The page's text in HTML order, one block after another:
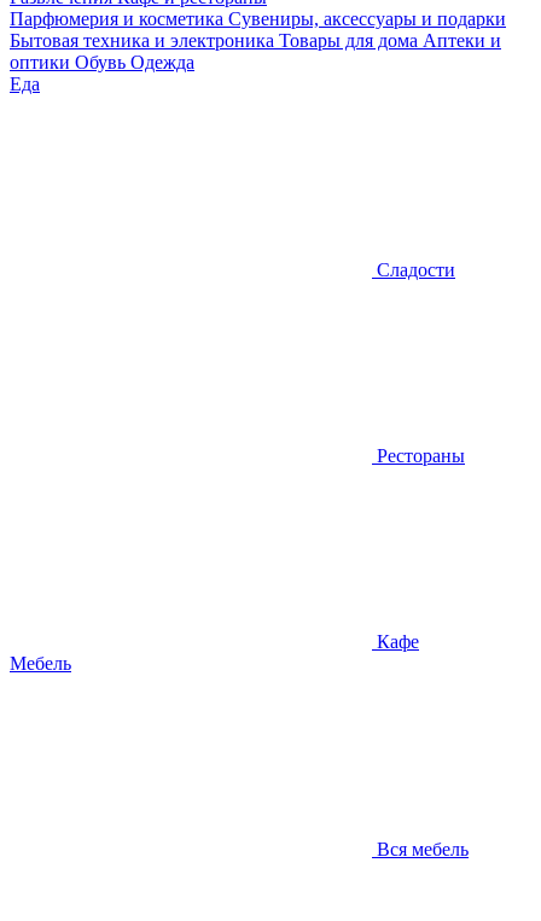
Парфюмерия и косметика Сувениры, аксессуары и подарки
Бытовая техника и электроника Товары для дома Аптеки и
оптики Обувь Одежда
Еда
Сладости
Рестораны
Кафе
Мебель
Вся мебель